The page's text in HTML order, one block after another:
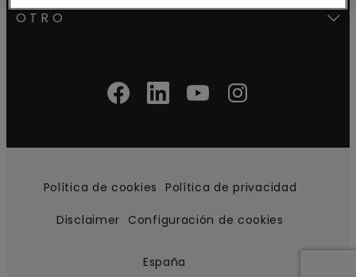
OTRO
Política de cookies Política de privacidad
Disclaimer Configuración de cookies
España